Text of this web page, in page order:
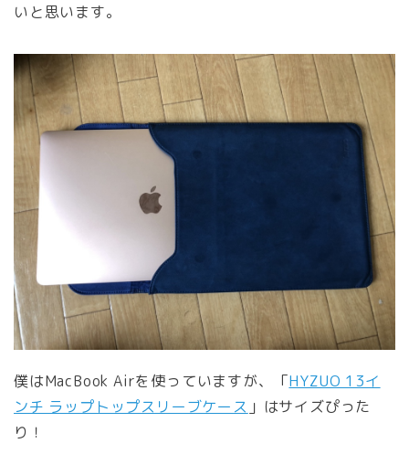
いと思います。
僕はMacBook Airを使っていますが、「HYZUO 13イ
ンチ ラップトップスリーブケース 」はサイズぴった
り！